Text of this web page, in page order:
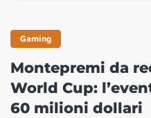
Gaming
Montepremi da
World Cup:
60 milioni dollari